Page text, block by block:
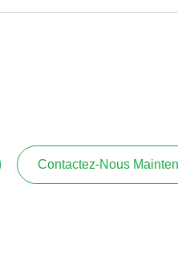
Contactez-Nous